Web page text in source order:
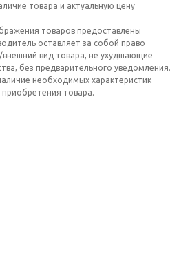
товара и актуальную цену
товаров предоставлены
оставляет за собой право
внешний вид товара, не ухудшающие
без предварительного уведомления.
необходимых характеристик
товара.